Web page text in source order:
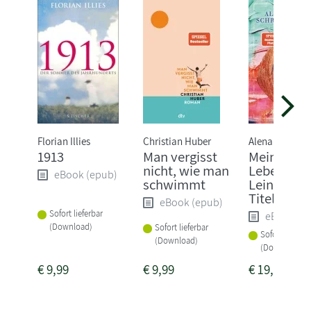
Florian Illies
1913
eBook (epub)
Sofort lieferbar
(Download)
€9,99
Christian Huber
Man vergisst
nicht, wie man
schwimmt
eBook (epub)
Sofort lieferbar
(Download)
€9,99
Alena
Mein
Leben, Öl
Titel
eBook
Sofort
(Download)
€19,99